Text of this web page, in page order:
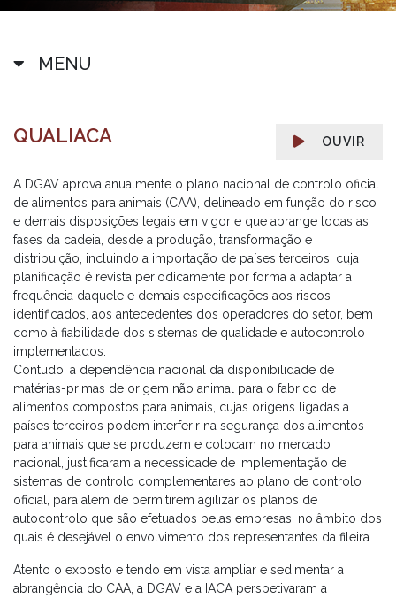
MENU
OUVIR
QUALIACA
A DGAV aprova anualmente o plano nacional de controlo oficial
de alimentos para animais (CAA), delineado em função do risco
e demais disposições legais em vigor e que abrange todas as
fases da cadeia, desde a produção, transformação e
distribuição, incluindo a importação de países terceiros, cuja
planificação é revista periodicamente por forma a adaptar a
frequência daquele e demais especificações aos riscos
identificados, aos antecedentes dos operadores do setor, bem
como à fiabilidade dos sistemas de qualidade e autocontrolo
implementados.
Contudo, a dependência nacional da disponibilidade de
matérias-primas de origem não animal para o fabrico de
alimentos compostos para animais, cujas origens ligadas a
países terceiros podem interferir na segurança dos alimentos
para animais que se produzem e colocam no mercado
nacional, justificaram a necessidade de implementação de
sistemas de controlo complementares ao plano de controlo
oficial, para além de permitirem agilizar os planos de
autocontrolo que são efetuados pelas empresas, no âmbito dos
quais é desejável o envolvimento dos representantes da fileira.
Atento o exposto e tendo em vista ampliar e sedimentar a
abrangência do CAA, a DGAV e a IACA perspetivaram a